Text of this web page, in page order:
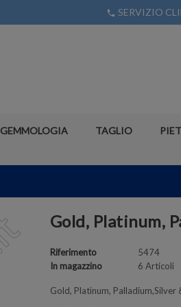
phone SERVIZIO
GEMMOLOGIA TAGLIO
Gold, Platinum,
Riferimento
5474
In magazzino
6 Articoli
Gold, Platinum, Palladium,Silver